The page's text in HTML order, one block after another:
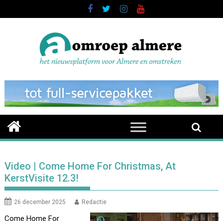
to
Video | Come Home For Christmas, At
KerstVisite 12.3!
26 december 2025 Redactie
Come Home For